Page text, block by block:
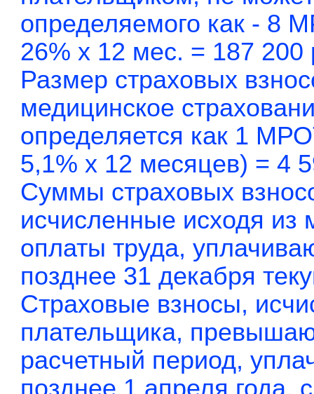
определяемого как - 8
26% x 12 мес. = 187 200
Размер страховых
медицинское
определяется как 1
5,1% x 12 месяцев) = 4
Суммы страховых
исчисленные исходя из
оплаты труда,
позднее 31 декабря
Страховые взносы,
плательщика,
расчетный период,
позднее 1 апреля года,